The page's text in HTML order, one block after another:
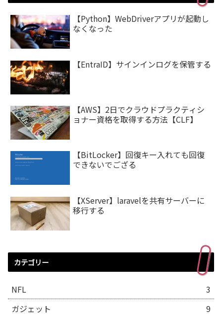
【Python】WebDriverアプリが起動し
なくなった
【EntraID】サインインログを保管する
【AWS】2日でクラウドプラクティシ
ョナー資格を取得する方法【CLF】
【BitLocker】回復キー入れても回復
できないでござる
【XServer】laravelを共有サーバーに
移行する
カテゴリー
NFL
3
ガジェット
9